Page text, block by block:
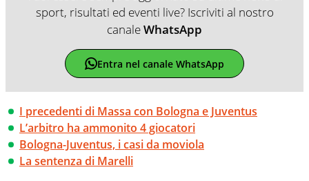
sport, risultati ed eventi live? Iscriviti al nostro
canaleWhatsApp
Entra nel canale WhatsApp
I precedenti di Massa con Bologna e Juventus
L’arbitro ha ammonito 4 giocatori
Bologna-Juventus, i casi da moviola
La sentenza di Marelli